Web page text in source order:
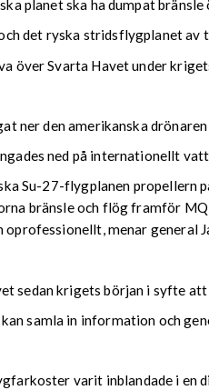
planet ska ha dumpat
det ryska stridsflygplanet av
Svarta Havet under
ner den amerikanska
ned på internationellt
Su-27-flygplanen
bränsle och flög framför
menar general
sedan krigets början i syfte
samla in information och
varit inblandade i en